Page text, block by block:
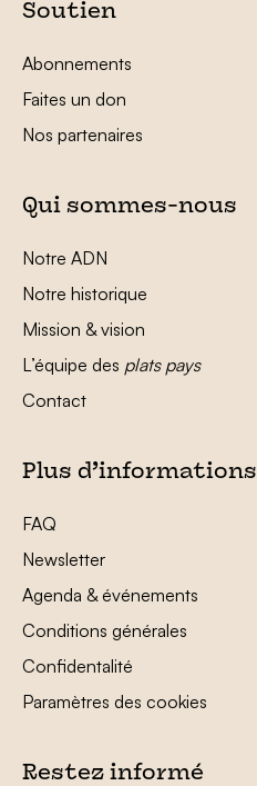
Soutien
Abonnements
Faites un don
Nos partenaires
Qui sommes-nous
Notre ADN
Notre historique
Mission & vision
L’équipe des plats pays
Contact
Plus d’informations
FAQ
Newsletter
Agenda & événements
Conditions générales
Confidentalité
Paramètres des cookies
Restez informé